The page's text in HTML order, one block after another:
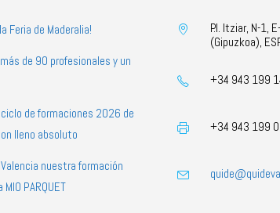
Feria de Maderalia!
de 90 profesionales y un
de formaciones 2026 de
lleno absoluto
nuestra formación
PARQUET
P.I. Itziar, N-1,
(Gipuzkoa),
+34 943 199
+34 943 199